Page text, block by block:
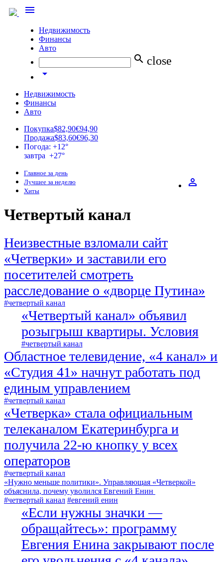
menu
Недвижимость
Финансы
Авто
search close
arrow_drop_down
Недвижимость
Финансы
Авто
Покупка$82,90€94,90
Продажа$83,60€96,30
Погода: +12°
завтра +27°
perm_identity
Главное за день
Лучшее за неделю
Хиты
Четвертый канал
Неизвестные взломали сайт
«Четверки» и заставили его
посетителей смотреть
расследование о «дворце Путина»
#четвертый канал
«Четвертый канал» объявил
розыгрыш квартиры. Условия
#четвертый канал
Областное телевидение, «4 канал» и
«Студия 41» начнут работать под
единым управлением
#четвертый канал
«Четверка» стала официальным
телеканалом Екатеринбурга и
получила 22-ю кнопку у всех
операторов
#четвертый канал
«Нужно меньше политики». Управляющая «Четверкой»
объяснила, почему уволился Евгений Енин
#четвертый канал #евгений енин
«Если нужны значки —
обращайтесь»: программу
Евгения Енина закрывают после